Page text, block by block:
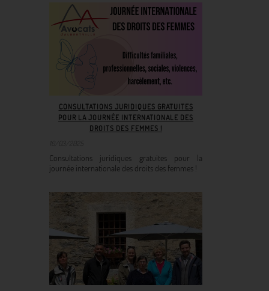
CONSULTATIONS JURIDIQUES GRATUITES
POUR LA JOURNÉE INTERNATIONALE DES
DROITS DES FEMMES !
Consultations juridiques gratuites pour la
journée internationale des droits des femmes !